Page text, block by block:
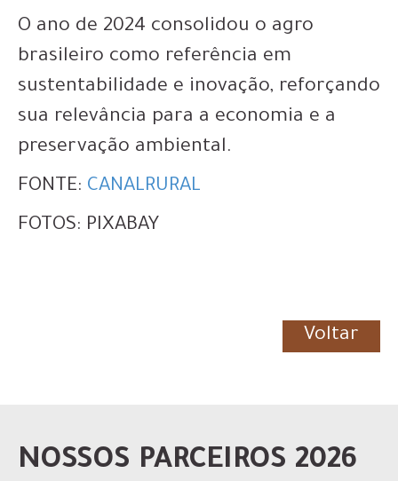
O ano de 2024 consolidou o agro
brasileiro como referência em
sustentabilidade e inovação, reforçando
sua relevância para a economia e a
preservação ambiental.
FONTE: CANALRURAL
FOTOS: PIXABAY
Voltar
NOSSOS PARCEIROS 2026